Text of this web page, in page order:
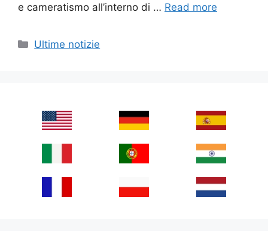
e cameratismo all’interno di … Read more
Categories
Ultime notizie